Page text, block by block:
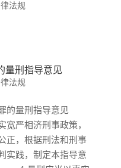
法规
量刑指导意见
法规
的量刑指导意见
宽严相济刑事政策，
正，根据刑法和刑事
实践，制定本指导意